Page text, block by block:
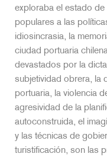
exploraba el estado
populares a las
idiosincrasia, la
ciudad portuaria
devastados por la
subjetividad obrera, la
portuaria, la violencia
agresividad de la
autoconstruida, el
y las técnicas de
turistificación, son las